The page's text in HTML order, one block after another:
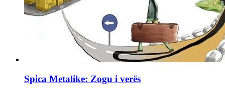
Spica Metalike: Zogu i verës